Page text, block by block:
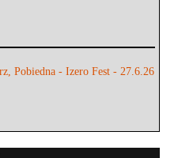
Pobiedna - Izero Fest - 27.6.26